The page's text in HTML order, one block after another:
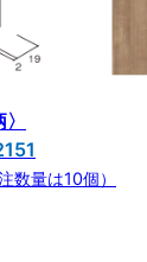
数量は10個）